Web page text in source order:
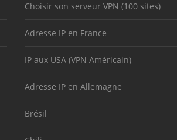
Choisir son serveur VPN (100 sites)
Adresse IP en France
IP aux USA (VPN Américain)
Adresse IP en Allemagne
Brésil